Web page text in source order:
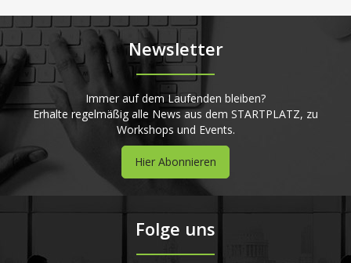
Newsletter
Immer auf dem Laufenden bleiben?
Erhalte regelmäßig alle News aus dem STARTPLATZ, zu
Workshops und Events.
Hier Abonnieren
Folge uns